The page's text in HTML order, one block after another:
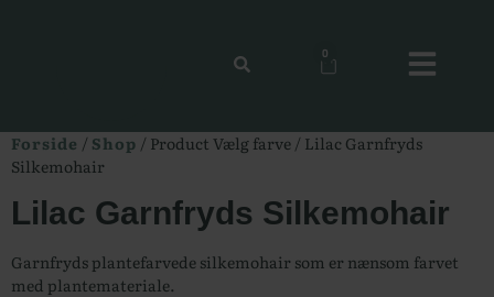
0
Forside / Shop / Product Vælg farve / Lilac Garnfryds
Silkemohair
Lilac Garnfryds Silkemohair
Garnfryds plantefarvede silkemohair som er nænsom farvet
med plantemateriale.